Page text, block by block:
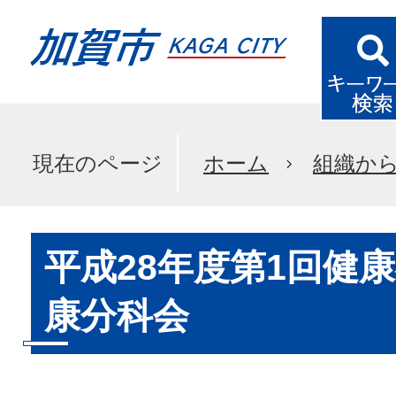
現在のページ ホーム 組織か
平成28年度第1回健
康分科会